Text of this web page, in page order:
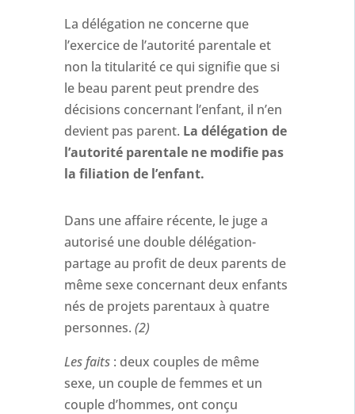
La délégation ne concerne que
l’exercice de l’autorité parentale et
non la titularité ce qui signifie que si
le beau parent peut prendre des
décisions concernant l’enfant, il n’en
devient pas parent. La délégation de
l’autorité parentale ne modifie pas
la filiation de l’enfant.
Dans une affaire récente, le juge a
autorisé une double délégation-
partage au profit de deux parents de
même sexe concernant deux enfants
nés de projets parentaux à quatre
personnes. (2)
Les faits: deux couples de même
sexe, un couple de femmes et un
couple d’hommes, ont conçu